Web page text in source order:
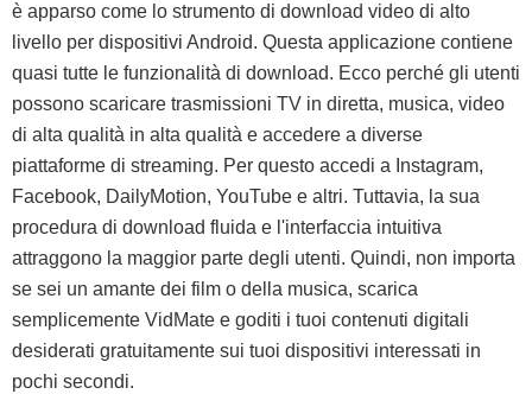
è apparso come lo strumento di download video di alto
livello per dispositivi Android. Questa applicazione contiene
quasi tutte le funzionalità di download. Ecco perché gli utenti
possono scaricare trasmissioni TV in diretta, musica, video
di alta qualità in alta qualità e accedere a diverse
piattaforme di streaming. Per questo accedi a Instagram,
Facebook, DailyMotion, YouTube e altri. Tuttavia, la sua
procedura di download fluida e l'interfaccia intuitiva
attraggono la maggior parte degli utenti. Quindi, non importa
se sei un amante dei film o della musica, scarica
semplicemente VidMate e goditi i tuoi contenuti digitali
desiderati gratuitamente sui tuoi dispositivi interessati in
pochi secondi.